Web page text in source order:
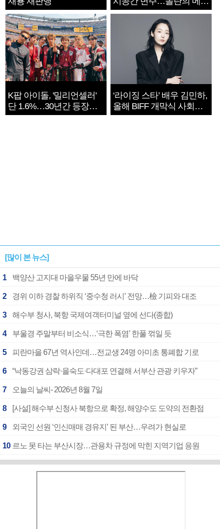
지는 ‘전쟁 속죄’
K팝 아이돌, '밀리언셀러'
단 1.6%…30년간 등장
1182개팀 전수조사
‘라이징 스타’ 배우 김민하,
올해 BIFF 개막식 사회자
확정
[많이 본 뉴스]
1 백양산 고지대 마을우물 55년 만에 바닥
2 경위 이하 경찰 하위직 ‘중수청 러시’ 전망…檢 기피와 대조
3 해수부 청사, 북항 국제여객터미널 옆에 선다(종합)
4 부울경 주말부터 비소식…‘극한 폭염’ 한풀 꺾일 듯
5 피란마을 67년 역사인데…전교생 24명 아미초 통폐합 기로
6 “낙동강권 삼락·을숙도·다대포 연결해 서부산 관광 키우자”
7 오늘의 날씨- 2026년 8월 7일
8 [사설] 해수부 신청사 북항으로 확정, 해양수도 도약의 전환점
9 외국인 선원 ‘인신매매 경유지’ 된 부산…우려가 현실로
10 르노 못 타는 부산시장…관용차 규정에 막힌 지역기업 응원